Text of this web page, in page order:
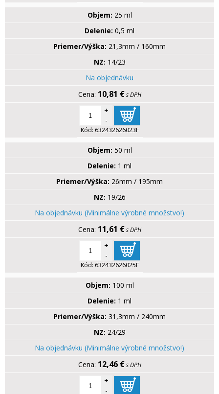
Objem: 25 ml
Delenie: 0,5 ml
Priemer/Výška: 21,3mm / 160mm
NZ: 14/23
Na objednávku
10,81 € s DPH
+
-
Kód: 632432626023F
Objem: 50 ml
Delenie: 1 ml
Priemer/Výška: 26mm / 195mm
NZ: 19/26
Na objednávku (Minimálne výrobné množstvo!)
11,61 € s DPH
+
-
Kód: 632432626025F
Objem: 100 ml
Delenie: 1 ml
Priemer/Výška: 31,3mm / 240mm
NZ: 24/29
Na objednávku (Minimálne výrobné množstvo!)
12,46 € s DPH
+
-